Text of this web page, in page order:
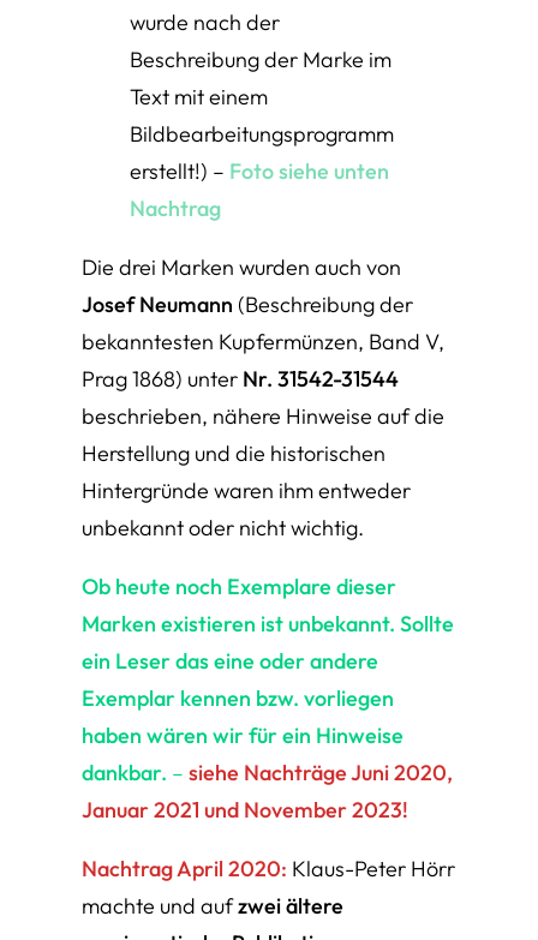
wurde nach der
Beschreibung der Marke im
Text mit einem
Bildbearbeitungsprogramm
erstellt!) – Foto siehe unten
Nachtrag
Die drei Marken wurden auch von
Josef Neumann (Beschreibung der
bekanntesten Kupfermünzen, Band V,
Prag 1868) unter Nr. 31542-31544
beschrieben, nähere Hinweise auf die
Herstellung und die historischen
Hintergründe waren ihm entweder
unbekannt oder nicht wichtig.
Ob heute noch Exemplare dieser
Marken existieren ist unbekannt. Sollte
ein Leser das eine oder andere
Exemplar kennen bzw. vorliegen
haben wären wir für ein Hinweise
dankbar. – siehe Nachträge Juni 2020,
Januar 2021 und November 2023!
Nachtrag April 2020: Klaus-Peter Hörr
machte und aufzwei ältere